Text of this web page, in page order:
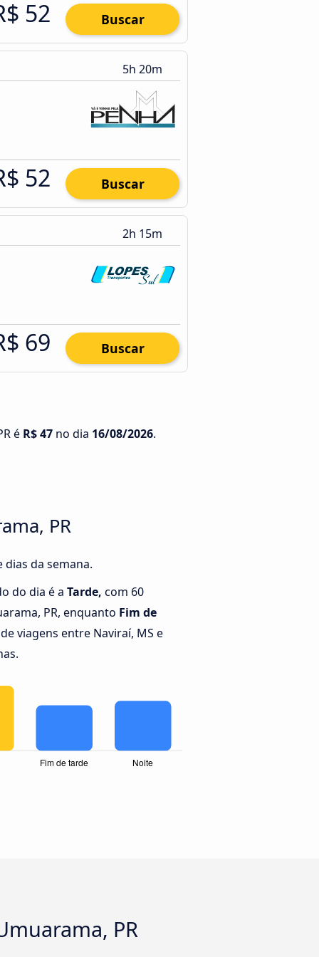
52 Buscar
5h 20m
52 Buscar
2h 15m
69 Buscar
é R$ 47 no dia 16/08/2026.
PR
da semana.
do dia é a Tarde, com 60
PR, enquanto Fim de
viagens entre Naviraí, MS e
PR